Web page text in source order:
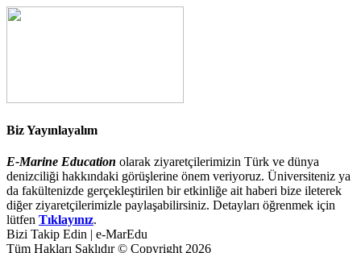
Biz Yayınlayalım
E-Marine Education olarak ziyaretçilerimizin Türk ve dünya
denizciliği hakkındaki görüşlerine önem veriyoruz. Üniversiteniz ya
da fakültenizde gerçekleştirilen bir etkinliğe ait haberi bize ileterek
diğer ziyaretçilerimizle paylaşabilirsiniz. Detayları öğrenmek için
lütfen Tıklayınız.
Bizi Takip Edin | e-MarEdu
Tüm Hakları Saklıdır © Copyright 2026